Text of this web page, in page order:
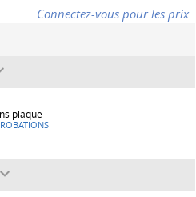
Connectez-vous pour les prix
plaque